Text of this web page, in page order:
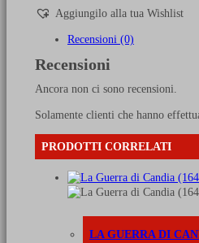
degli
Ostrogoti
quantità
Aggiungilo alla tua Wishlist
Recensioni (0)
Recensioni
Ancora non ci sono recensioni.
Solamente clienti che hanno
PRODOTTI CORRELATI
LA GUERRA DI